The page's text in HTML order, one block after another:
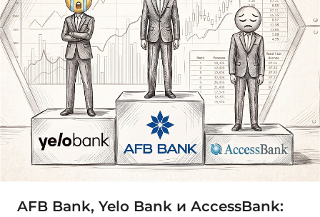
AFB Bank, Yelo Bank и AccessBank: